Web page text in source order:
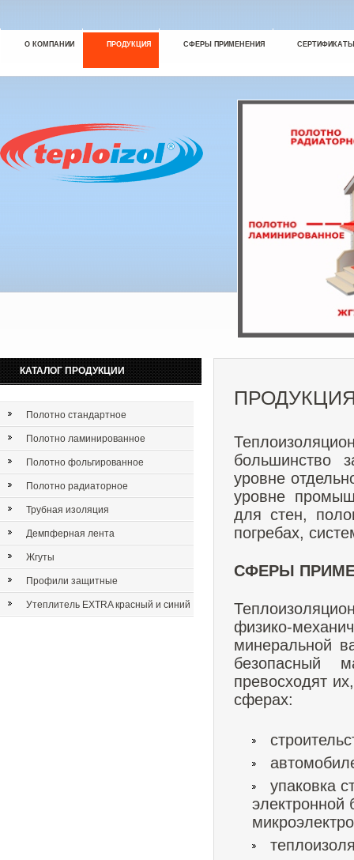
О КОМПАНИИ ПРОДУКЦИЯ СФЕРЫ ПРИМЕНЕНИЯ СЕРТИФИКАТЫ
КАТАЛОГ ПРОДУКЦИИ
Полотно стандартное
Полотно ламинированное
Полотно фольгированное
Полотно радиаторное
Трубная изоляция
Демпферная лента
Жгуты
Профили защитные
Утеплитель EXTRA красный и синий
большинство
уровне
уровне
для стен,
погребах,
СФЕРЫ
физико-
минеральной
безопасный
превосходят
сферах:
упаковка
электронной